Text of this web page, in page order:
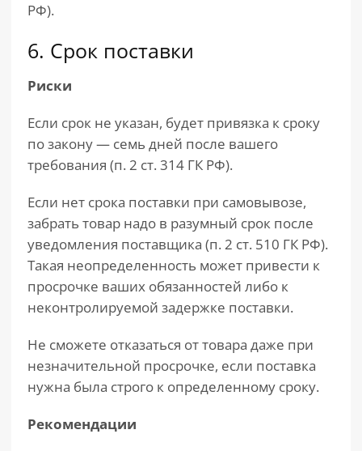
РФ).
6. Срок поставки
Риски
Если срок не указан, будет привязка к сроку
по закону — семь дней после вашего
требования (п. 2 ст. 314 ГК РФ).
Если нет срока поставки при самовывозе,
забрать товар надо в разумный срок после
уведомления поставщика (п. 2 ст. 510 ГК РФ).
Такая неопределенность может привести к
просрочке ваших обязанностей либо к
неконтролируемой задержке поставки.
Не сможете отказаться от товара даже при
незначительной просрочке, если поставка
нужна была строго к определенному сроку.
Рекомендации